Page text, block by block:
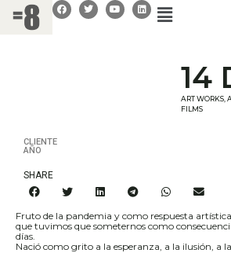
14
ART WORKS,
FILMS
CLIENTE
AÑO
SHARE
Fruto de la pandemia y como respuesta
que tuvimos que someternos como
días.
Nació como grito a la esperanza, a la ilusión, a